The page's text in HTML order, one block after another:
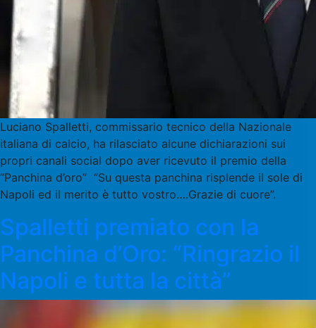
Luciano Spalletti, commissario tecnico della Nazionale
italiana di calcio, ha rilasciato alcune dichiarazioni sui
propri canali social dopo aver ricevuto il premio della
“Panchina d’oro” “Su questa panchina risplende il sole di
Napoli ed il merito è tutto vostro….Grazie di cuore”.
Spalletti premiato con la
Panchina d’Oro: “Ringrazio il
Napoli e tutta la città”